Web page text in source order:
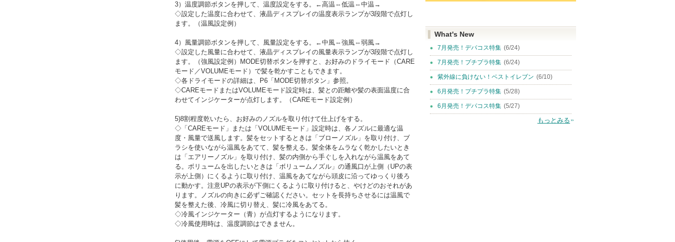
3）温度調節ボタンを押して、温度設定をする。←高温⇔低温⇔中温→
◇設定した温度に合わせて、液晶ディスプレイの温度表示ランプが3段階で点灯し
ます。（温風設定例）
4）風量調節ボタンを押して、風量設定をする。←中風⇔強風⇔弱風→
◇設定した風量に合わせて、液晶ディスプレイの風量表示ランプが3段階で点灯し
ます。（強風設定例）MODE切替ボタンを押すと、お好みのドライモード（CARE
モード／VOLUMEモード）で髪を乾かすこともできます。
◇各ドライモードの詳細は、P6「MODE切替ボタン」参照。
◇CAREモードまたはVOLUMEモード設定時は、髪との距離や髪の表面温度に合
わせてインジケーターが点灯します。（CAREモード設定例）
5)8割程度乾いたら、お好みのノズルを取り付けて仕上げをする。
◇「CAREモード」または「VOLUMEモード」設定時は、各ノズルに最適な温
度・風量で送風します。髪をセットするときは「ブローノズル」を取り付け、ブ
ラシを使いながら温風をあてて、髪を整える。髪全体をムラなく乾かしたいとき
は「エアリーノズル」を取り付け、髪の内側から手ぐしを入れながら温風をあて
る。ボリュームを出したいときは「ボリュームノズル」の通風口が上側（UPの表
示が上側）にくるように取り付け、温風をあてながら頭皮に沿ってゆっくり後ろ
に動かす。注意UPの表示が下側にくるように取り付けると、やけどのおそれがあ
ります。ノズルの向きに必ずご確認ください。セットを長持ちさせるには温風で
髪を整えた後、冷風に切り替え、髪に冷風をあてる。
◇冷風インジケーター（青）が点灯するようになります。
◇冷風使用時は、温度調節はできません。
What's New
7月発売！デパコス特集 (6/24)
7月発売！プチプラ特集 (6/24)
紫外線に負けない！ベストイレブン (6/10)
6月発売！プチプラ特集 (5/28)
6月発売！デパコス特集 (5/27)
もっとみる